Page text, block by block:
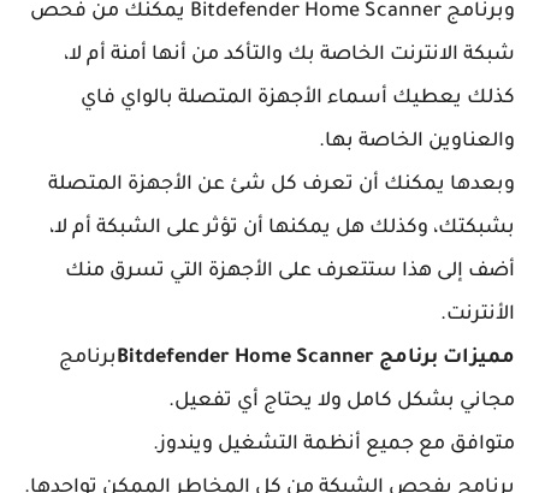
وبرنامج Bitdefender Home Scanner يمكنك من فحص
شبكة الانترنت الخاصة بك والتأكد من أنها أمنة أم لا،
كذلك يعطيك أسماء الأجهزة المتصلة بالواي فاي
والعناوين الخاصة بها.
وبعدها يمكنك أن تعرف كل شئ عن الأجهزة المتصلة
بشبكتك، وكذلك هل يمكنها أن تؤثر على الشبكة أم لا،
أضف إلى هذا ستتعرف على الأجهزة التي تسرق منك
الأنترنت.
مميزات برنامج Bitdefender Home Scanner
برنامج
مجاني بشكل كامل ولا يحتاج أي تفعيل.
متوافق مع جميع أنظمة التشغيل ويندوز.
برنامج يفحص الشبكة من كل المخاطر الممكن تواجدها.